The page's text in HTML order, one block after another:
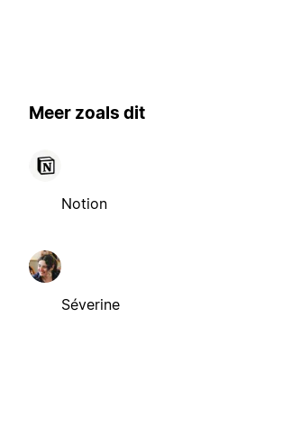
Meer zoals dit
Notion
Séverine